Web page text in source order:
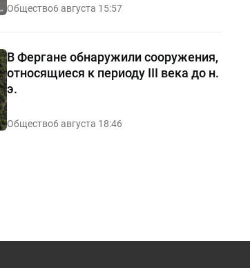
Общество6 августа 15:57
В Фергане обнаружили сооружения,
относящиеся к периоду III века до н.
э.
Общество6 августа 18:46